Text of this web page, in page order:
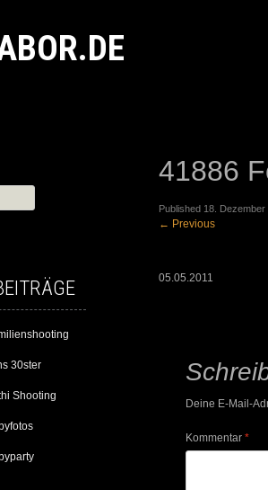
41886
Published 18. Dezember
← Previous
05.05.2011
Deine E-Mail-
Kommentar *
30ster
Shooting